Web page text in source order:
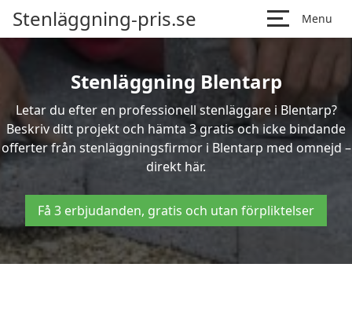
Stenläggning-pris.se Menu
Stenläggning Blentarp
Letar du efter en professionell stenläggare i Blentarp?
Beskriv ditt projekt och hämta 3 gratis och icke bindande
offerter från stenläggningsfirmor i Blentarp med omnejd –
direkt här.
Få 3 erbjudanden, gratis och utan förpliktelser